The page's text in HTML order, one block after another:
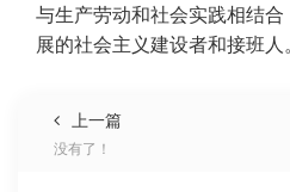
与生产劳动和社会实践相结
展的社会主义建设者和接班人。
上一篇
没有了！